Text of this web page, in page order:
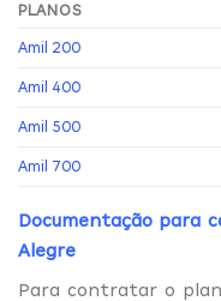
PLANOS
Amil 200
Amil 400
Amil 500
Amil 700
Documentação para
Alegre
Para contratar o